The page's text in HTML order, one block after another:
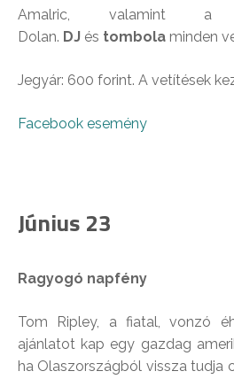
Amalric, valamint a
Dolan. DJ és tombola minden
Jegyár: 600 forint. A vetítések
Facebook esemény
Június 23
Ragyogó napfény
Tom Ripley, a fiatal, vonzó
ajánlatot kap egy gazdag
ha Olaszországból vissza tudja